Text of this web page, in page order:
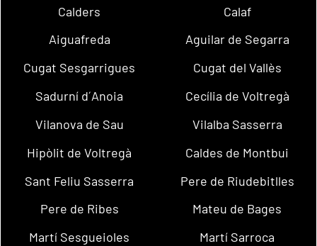
Calders
Calaf
Aiguafreda
Aguilar de Segarra
Cugat Sesgarrigues
Cugat del Vallès
Sadurní d´Anoia
Cecília de Voltregà
Vilanova de Sau
Vilalba Sasserra
Hipòlit de Voltregà
Caldes de Montbui
Sant Feliu Sasserra
Pere de Riudebitlles
Pere de Ribes
Mateu de Bages
Martí Sesgueioles
Martí Sarroca